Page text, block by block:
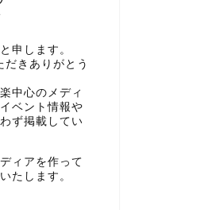
申します。
きありがとう
中心のメディ
ベント情報や
ず掲載してい
ィアを作って
たします。